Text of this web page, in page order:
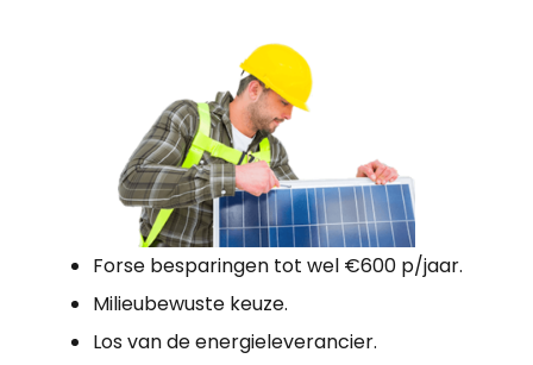
Forse besparingen tot wel €600 p/jaar.
Milieubewuste keuze.
Los van de energieleverancier.